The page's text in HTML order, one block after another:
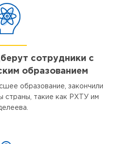
сотрудники с
образованием
образование, закончили
страны, такие как РХТУ им